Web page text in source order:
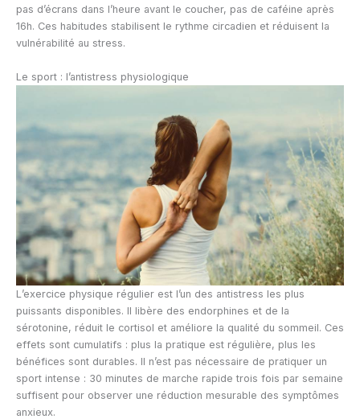
pas d’écrans dans l’heure avant le coucher, pas de caféine après
16h. Ces habitudes stabilisent le rythme circadien et réduisent la
vulnérabilité au stress.
Le sport : l’antistress physiologique
L’exercice physique régulier est l’un des antistress les plus
puissants disponibles. Il libère des endorphines et de la
sérotonine, réduit le cortisol et améliore la qualité du sommeil. Ces
effets sont cumulatifs : plus la pratique est régulière, plus les
bénéfices sont durables. Il n’est pas nécessaire de pratiquer un
sport intense : 30 minutes de marche rapide trois fois par semaine
suffisent pour observer une réduction mesurable des symptômes
anxieux.